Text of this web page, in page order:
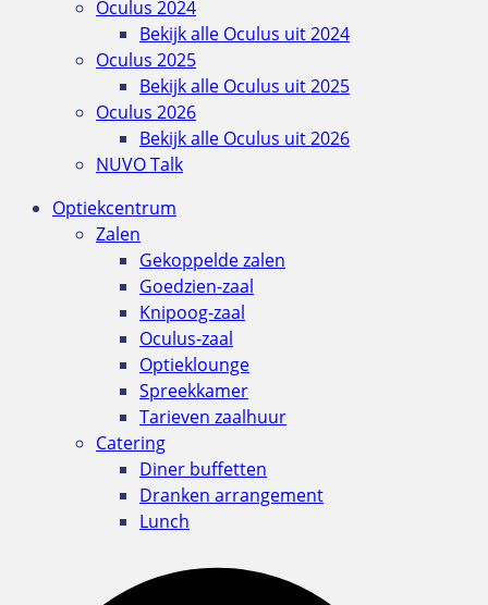
Oculus 2024
Bekijk alle Oculus uit 2024
Oculus 2025
Bekijk alle Oculus uit 2025
Oculus 2026
Bekijk alle Oculus uit 2026
NUVO Talk
Optiekcentrum
Zalen
Gekoppelde zalen
Goedzien-zaal
Knipoog-zaal
Oculus-zaal
Optieklounge
Spreekkamer
Tarieven zaalhuur
Catering
Diner buffetten
Dranken arrangement
Lunch